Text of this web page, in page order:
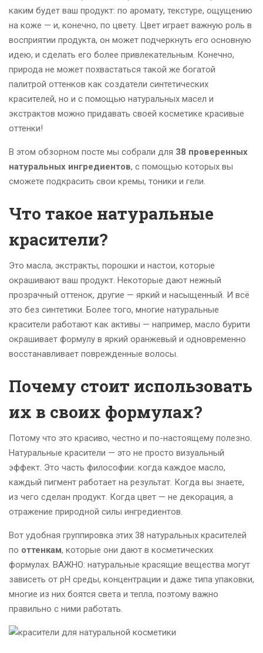
каким будет ваш продукт: по аромату, текстуре, ощущению
на коже — и, конечно, по цвету. Цвет играет важную роль в
восприятии продукта, он может подчеркнуть его основную
идею, и сделать его более привлекательным. Конечно,
природа не может похвастаться такой же богатой
палитрой оттенков как создатели синтетических
красителей, но и с помощью натуральных масел и
экстрактов можно придавать своей косметике красивые
оттенки!
В этом обзорном посте мы собрали для 38 проверенных
натуральных ингредиентов, с помощью которых вы
сможете подкрасить свои кремы, тоники и гели.
Что такое натуральные
красители?
Это масла, экстракты, порошки и настои, которые
окрашивают ваш продукт. Некоторые дают нежный
прозрачный оттенок, другие — яркий и насыщенный. И всё
это без синтетики. Более того, многие натуральные
красители работают как активы — например, масло бурити
окрашивает формулу в яркий оранжевый и одновременно
восстанавливает поврежденные волосы.
Почему стоит использовать
их в своих формулах?
Потому что это красиво, честно и по-настоящему полезно.
Натуральные красители — это не просто визуальный
эффект. Это часть философии: когда каждое масло,
каждый пигмент работает на результат. Когда вы знаете,
из чего сделан продукт. Когда цвет — не декорация, а
отражение природной силы ингредиентов.
Вот удобная группировка этих 38 натуральных красителей
по оттенкам, которые они дают в косметических
формулах. ВАЖНО: натуральные красящие вещества могут
зависеть от рН среды, концентрации и даже типа упаковки,
многие из них боятся света и тепла, поэтому важно
правильно с ними работать.